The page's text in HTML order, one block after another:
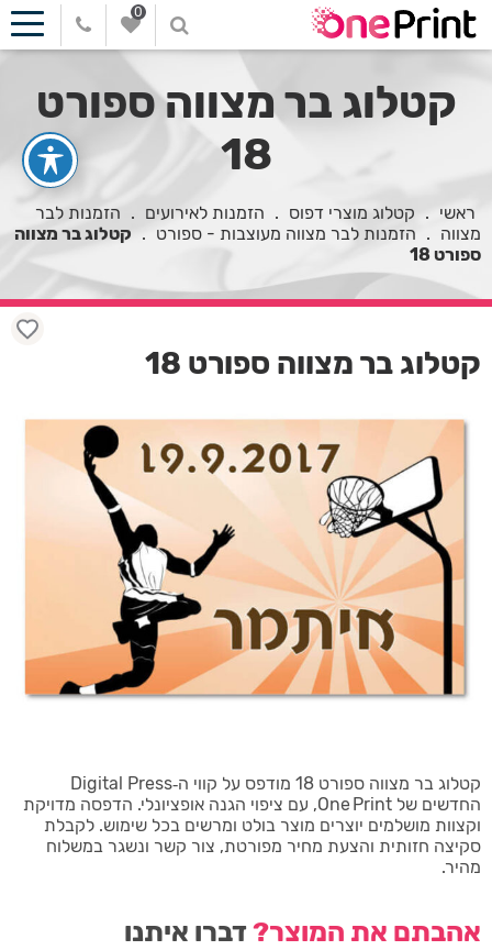
0
קטלוג בר מצווה ספורט
18
ראשי . קטלוג מוצרי דפוס . הזמנות לאירועים . הזמנות לבר
מצווה . הזמנות לבר מצווה מעוצבות - ספורט . קטלוג בר מצווה
ספורט 18
קטלוג בר מצווה ספורט 18 מודפס על קווי ה‑Digital Press
החדשים של One Print, עם ציפוי הגנה אופציונלי. הדפסה מדויקת
וקצוות מושלמים יוצרים מוצר בולט ומרשים בכל שימוש. לקבלת
סקיצה חזותית והצעת מחיר מפורטת, צור קשר ונשגר במשלוח
מהיר.
אהבתם את המוצר?דברו איתנו
קטלוג בר מצווה ספורט 18